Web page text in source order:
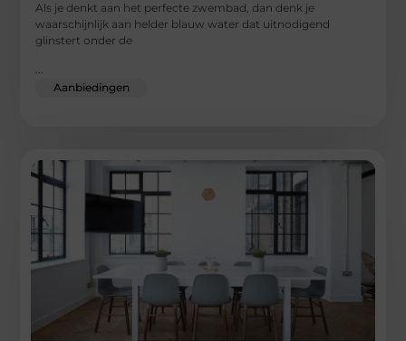
Als je denkt aan het perfecte zwembad, dan denk je
waarschijnlijk aan helder blauw water dat uitnodigend
glinstert onder de
...
Aanbiedingen